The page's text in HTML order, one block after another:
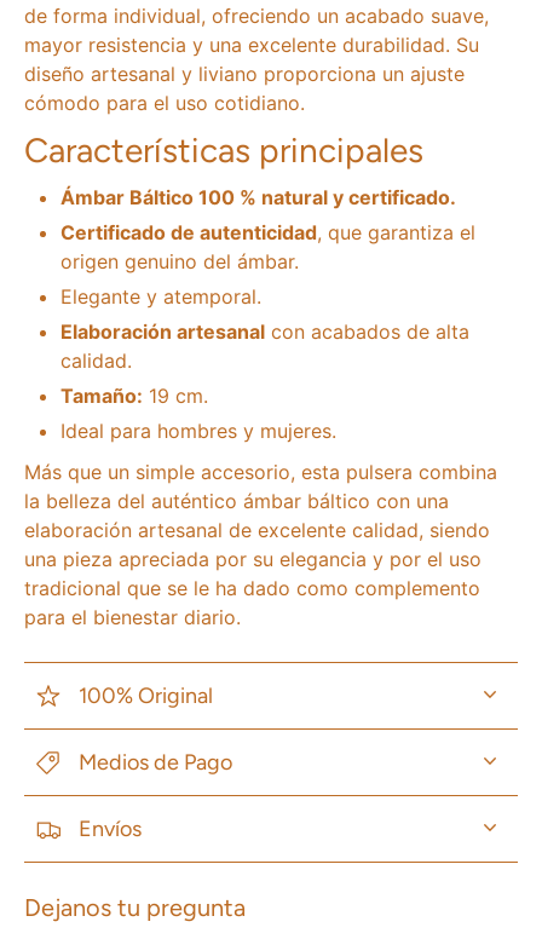
de forma individual, ofreciendo un acabado suave,
mayor resistencia y una excelente durabilidad. Su
diseño artesanal y liviano proporciona un ajuste
cómodo para el uso cotidiano.
Características principales
Ámbar Báltico 100 % natural y certificado.
Certificado de autenticidad, que garantiza el
origen genuino del ámbar.
Elegante y atemporal.
Elaboración artesanal con acabados de alta
calidad.
Tamaño: 19 cm.
Ideal para hombres y mujeres.
Más que un simple accesorio, esta pulsera combina
la belleza del auténtico ámbar báltico con una
elaboración artesanal de excelente calidad, siendo
una pieza apreciada por su elegancia y por el uso
tradicional que se le ha dado como complemento
para el bienestar diario.
100% Original
Medios de Pago
Envíos
Dejanos tu pregunta